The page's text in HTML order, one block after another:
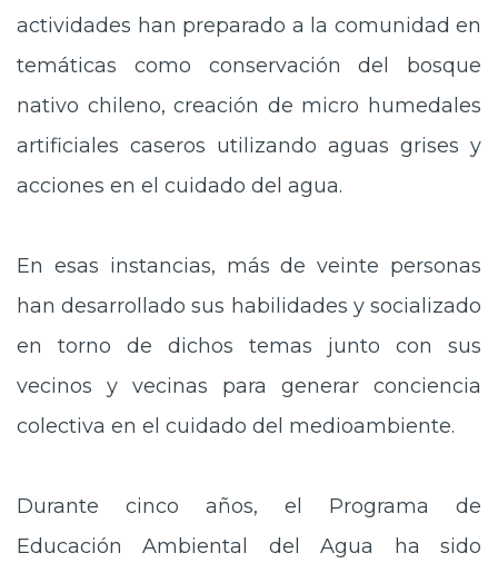
actividades han preparado a la comunidad en
temáticas como conservación del bosque
nativo chileno, creación de micro humedales
artificiales caseros utilizando aguas grises y
acciones en el cuidado del agua.
En esas instancias, más de veinte personas
han desarrollado sus habilidades y socializado
en torno de dichos temas junto con sus
vecinos y vecinas para generar conciencia
colectiva en el cuidado del medioambiente.
Durante cinco años, el Programa de
Educación Ambiental del Agua ha sido